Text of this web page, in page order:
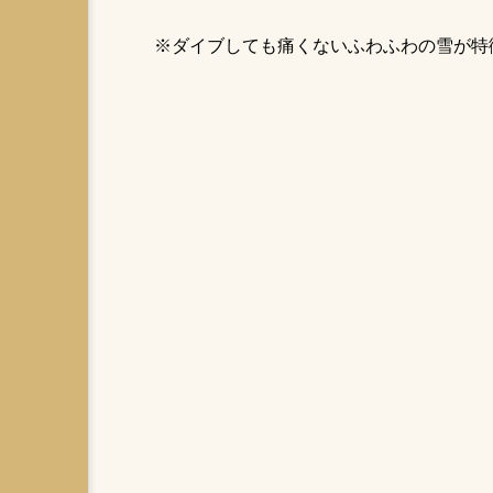
※ダイブしても痛くないふわふわの雪が特